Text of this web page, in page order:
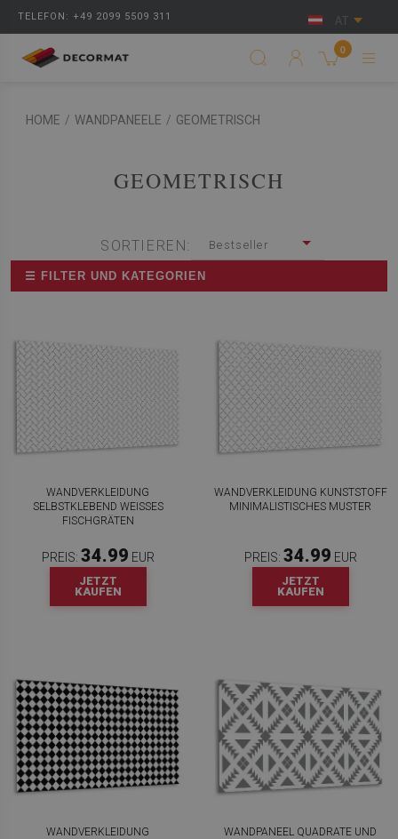
TELEFON: +49 2099 5509 311 AT
0
HOME / WANDPANEELE / GEOMETRISCH
GEOMETRISCH
SORTIEREN: Bestseller
☰ FILTER UND KATEGORIEN
WANDVERKLEIDUNG
SELBSTKLEBEND WEISSES F
ISCHGRÄTEN
PREIS: 34.99 EUR
JETZT
KAUFEN
WANDVERKLEIDUNG KUNSTSTOFF
MINIMALISTISCHES MUSTER
PREIS: 34.99 EUR
JETZT
KAUFEN
WANDVERKLEIDUNG
WANDPANEEL QUADRATE UND